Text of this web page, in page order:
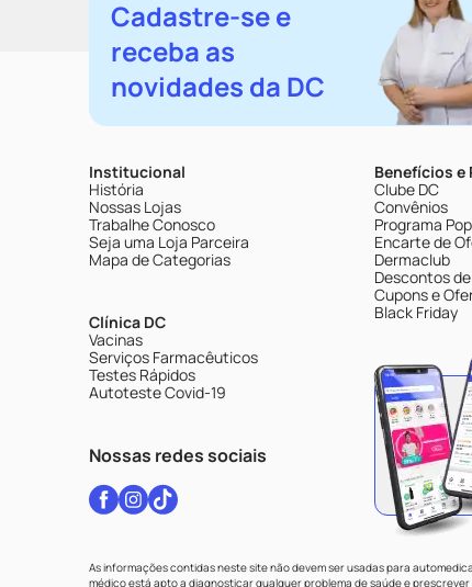
Cadastre-se e
receba as
novidades da DC
Institucional
História
Nossas Lojas
Trabalhe Conosco
Seja uma Loja Parceira
Mapa de Categorias
Clínica DC
Vacinas
Serviços Farmacêuticos
Testes Rápidos
Autoteste Covid-19
Nossas redes sociais
Benefícios e
Clube DC
Convênios
Programa
Encarte de
Dermaclub
Descontos
Cupons e
Black Friday
As informações contidas neste site não devem ser usadas para
médico está apto a diagnosticar qualquer problema de saúde e